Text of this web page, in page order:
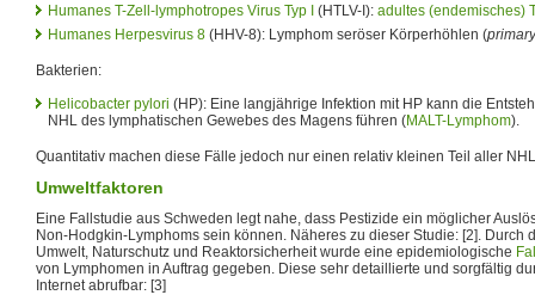
Humanes T-Zell-lymphotropes Virus Typ I
(HTLV-I): adultes (endemisches)
Humanes Herpesvirus 8 (HHV-8): Lymphom seröser Körperhöhlen (
Bakterien:
Helicobacter pylori (HP): Eine langjährige Infektion mit HP kann die
NHL des lymphatischen Gewebes des Magens führen (MALT-Lymphom).
Quantitativ machen diese Fälle jedoch nur einen relativ kleinen Teil aller
Umweltfaktoren
Eine Fallstudie aus Schweden legt nahe, dass Pestizide ein möglicher
Non-Hodgkin-Lymphoms sein können. Näheres zu dieser Studie: [2]. Durch
Umwelt, Naturschutz und Reaktorsicherheit wurde eine epidemiologische
von Lymphomen in Auftrag gegeben. Diese sehr detaillierte und sorgfältig
Internet abrufbar: [3]